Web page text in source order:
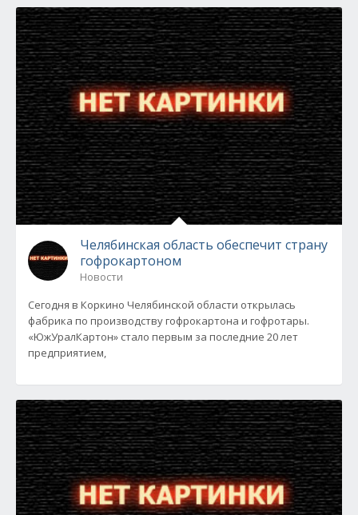
Челябинская область обеспечит страну
гофрокартоном
Новости
Сегодня в Коркино Челябинской области открылась
фабрика по производству гофрокартона и гофротары.
«ЮжУралКартон» стало первым за последние 20 лет
предприятием,